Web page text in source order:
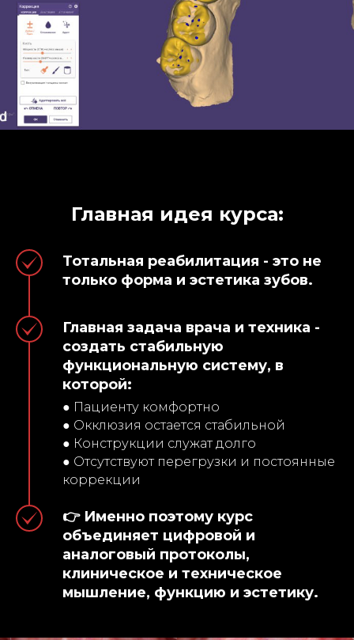
Главная идея курса:
Тотальная реабилитация - это не
только форма и эстетика зубов.
Главная задача врача и техника -
создать стабильную
функциональную систему, в
которой:
● Пациенту комфортно
● Окклюзия остается стабильной
● Конструкции служат долго
● Отсутствуют перегрузки и постоянные
коррекции
👉 Именно поэтому курс
объединяет цифровой и
аналоговый протоколы,
клиническое и техническое
мышление, функцию и эстетику.